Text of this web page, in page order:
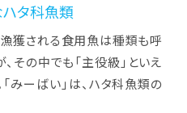
タ科魚類
獲される食用魚は種類も呼
その中でも「主役級」といえ
みーばい」は、ハタ科魚類の